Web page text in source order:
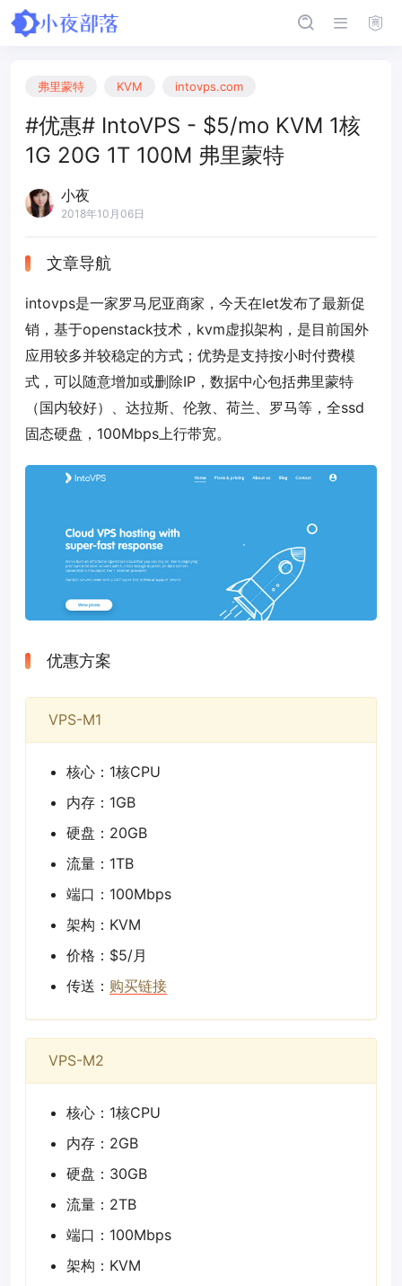
弗里蒙特 KVM intovps.com
#优惠# IntoVPS - $5/mo KVM 1核
1G 20G 1T 100M 弗里蒙特
小夜
2018年10月06日
文章导航
intovps是一家罗马尼亚商家，今天在let发布了最新促
销，基于openstack技术，kvm虚拟架构，是目前国外
应用较多并较稳定的方式；优势是支持按小时付费模
式，可以随意增加或删除IP，数据中心包括弗里蒙特
（国内较好）、达拉斯、伦敦、荷兰、罗马等，全ssd
固态硬盘，100Mbps上行带宽。
优惠方案
VPS-M1
核心：1核CPU
内存：1GB
硬盘：20GB
流量：1TB
端口：100Mbps
架构：KVM
价格：$5/月
传送： 购买链接
VPS-M2
核心：1核CPU
内存：2GB
硬盘：30GB
流量：2TB
端口：100Mbps
架构：KVM